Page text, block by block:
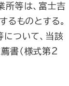
等は、富士吉
るものとする。
ついて、当該
書（様式第2